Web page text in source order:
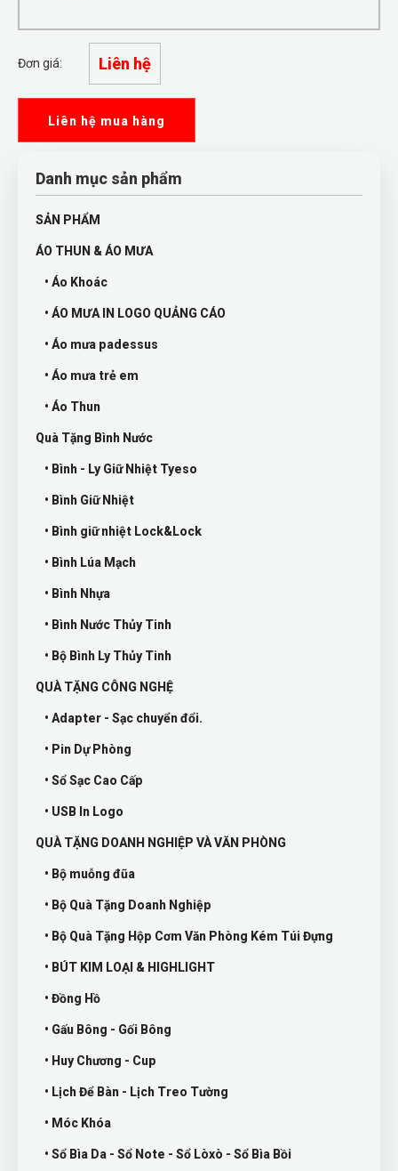
Đơn giá: Liên hệ
Liên hệ mua hàng
Danh mục sản phẩm
SẢN PHẨM
ÁO THUN & ÁO MƯA
• Áo Khoác
• ÁO MƯA IN LOGO QUẢNG CÁO
• Áo mưa padessus
• Áo mưa trẻ em
• Áo Thun
Quà Tặng Bình Nước
• Bình - Ly Giữ Nhiệt Tyeso
• Bình Giữ Nhiệt
• Bình giữ nhiệt Lock&Lock
• Bình Lúa Mạch
• Bình Nhựa
• Bình Nước Thủy Tinh
• Bộ Bình Ly Thủy Tinh
QUÀ TẶNG CÔNG NGHỆ
• Adapter - Sạc chuyển đổi.
• Pin Dự Phòng
• Sổ Sạc Cao Cấp
• USB In Logo
QUÀ TẶNG DOANH NGHIỆP VÀ VĂN PHÒNG
• Bộ muỗng đũa
• Bộ Quà Tặng Doanh Nghiệp
• Bộ Quà Tặng Hộp Cơm Văn Phòng Kém Túi Đựng
• BÚT KIM LOẠI & HIGHLIGHT
• Đồng Hồ
• Gấu Bông - Gối Bông
• Huy Chương - Cup
• Lịch Để Bàn - Lịch Treo Tường
• Móc Khóa
• Sổ Bìa Da - Sổ Note - Sổ Lòxò - Sổ Bìa Bồi